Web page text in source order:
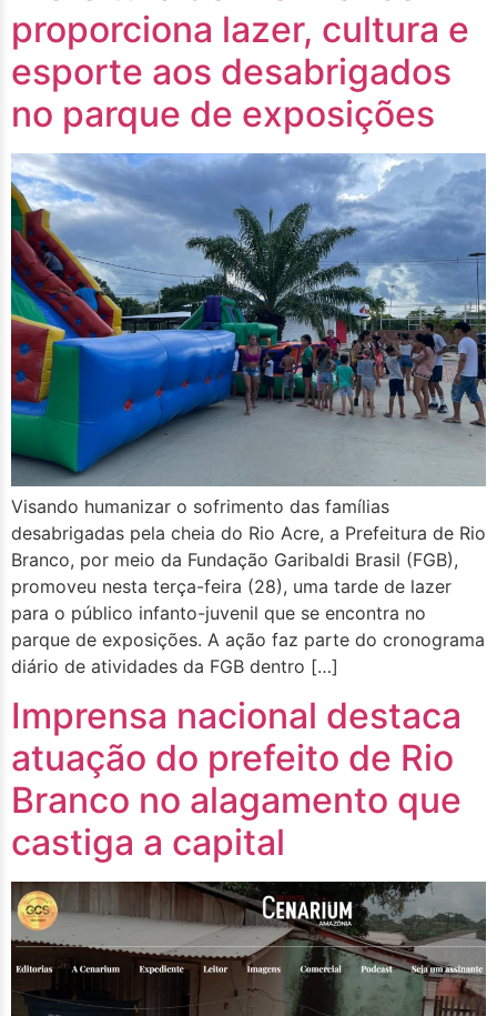
proporciona lazer, cultura e
esporte aos desabrigados
no parque de exposições
Visando humanizar o sofrimento das famílias
desabrigadas pela cheia do Rio Acre, a Prefeitura de Rio
Branco, por meio da Fundação Garibaldi Brasil (FGB),
promoveu nesta terça-feira (28), uma tarde de lazer
para o público infanto-juvenil que se encontra no
parque de exposições. A ação faz parte do cronograma
diário de atividades da FGB dentro […]
Imprensa nacional destaca
atuação do prefeito de Rio
Branco no alagamento que
castiga a capital